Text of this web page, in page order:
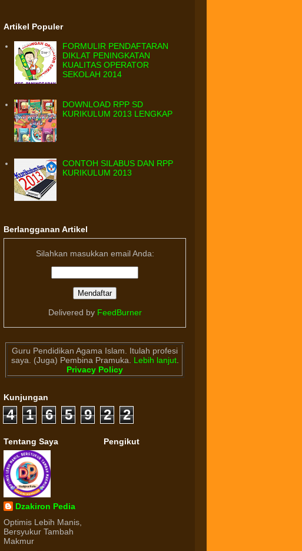
Artikel Populer
FORMULIR PENDAFTARAN
DIKLAT PENINGKATAN
KUALITAS OPERATOR
SEKOLAH 2014
DOWNLOAD RPP SD
KURIKULUM 2013 LENGKAP
CONTOH SILABUS DAN RPP
KURIKULUM 2013
Berlangganan Artikel
Silahkan masukkan email Anda:
Delivered by FeedBurner
Guru Pendidikan Agama Islam. Itulah profesi
saya. (Juga) Pembina Pramuka.
Lebih lanjut.
Privacy Policy
Kunjungan
4 1 6 5 9 2 2
Tentang Saya
Dzakiron Pedia
Optimis Lebih Manis,
Bersyukur Tambah
Makmur
Pengikut